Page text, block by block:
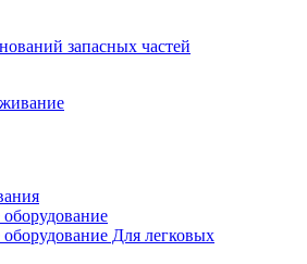
Для легковых